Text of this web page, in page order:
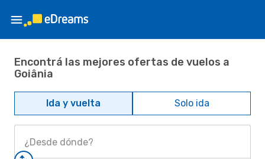
Encontrá las mejores ofertas de vuelos a
Goiânia
Ida y vuelta Solo ida
¿Desde dónde?